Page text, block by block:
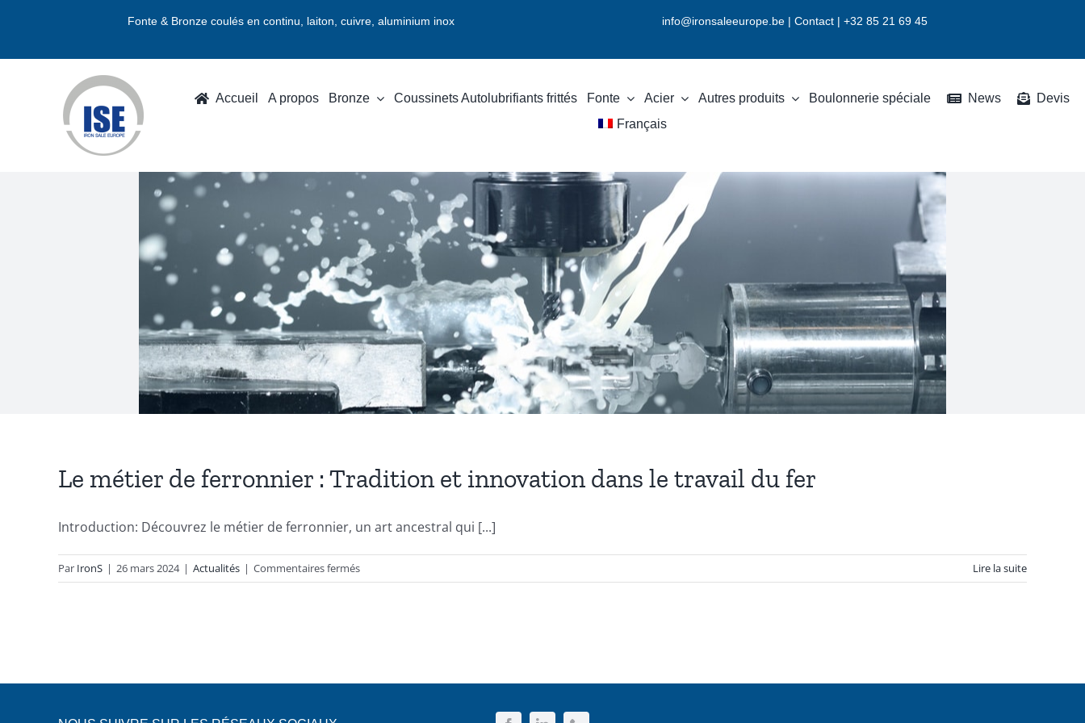
contenu
Fonte & Bronze coulés en continu, laiton, cuivre, aluminium inox info@ironsaleeurope.be| Contact | +32 85 21 69 45
Accueil A propos Bronze Coussinets Autolubrifiants frittés Fonte Acier Autres produits Boulonnerie spéciale News
Devis
Français
Le métier de ferronnier : Tradition et innovation dans le travail du fer
Introduction: Découvrez le métier de ferronnier, un art ancestral qui [...]
Par IronS | 26 mars 2024 | Actualités | Commentaires ferméssur
Le
Lire la suite